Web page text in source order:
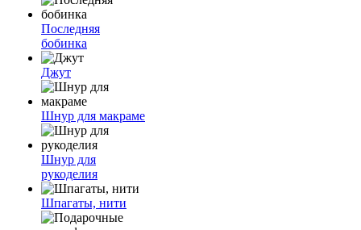
Последняя
бобинка
Джут
Шнур для макраме
Шнур для
рукоделия
Шпагаты, нити